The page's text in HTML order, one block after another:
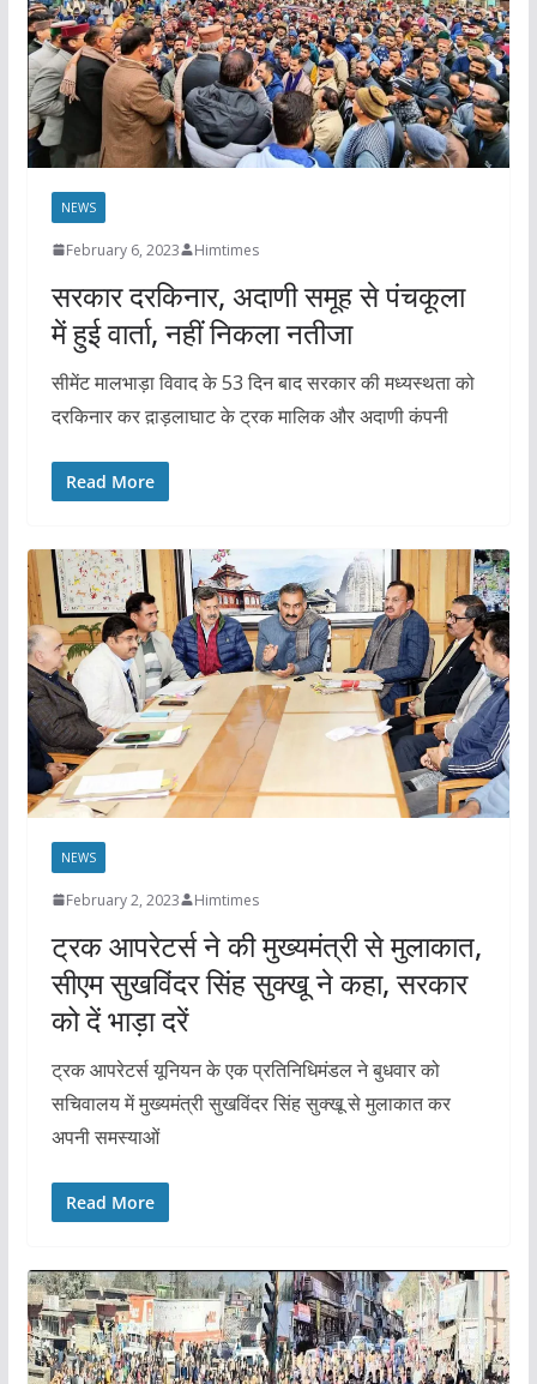
NEWS
February 6, 2023 Himtimes
सरकार दरकिनार, अदाणी समूह से पंचकूला
में हुई वार्ता, नहीं निकला नतीजा
सीमेंट मालभाड़ा विवाद के 53 दिन बाद सरकार की मध्यस्थता को
दरकिनार कर द़ाड़लाघाट के ट्रक मालिक और अदाणी कंपनी
Read More
NEWS
February 2, 2023 Himtimes
ट्रक आपरेटर्स ने की मुख्यमंत्री से मुलाकात,
सीएम सुखविंदर सिंह सुक्खू ने कहा, सरकार
को दें भाड़ा दरें
ट्रक आपरेटर्स यूनियन के एक प्रतिनिधिमंडल ने बुधवार को
सचिवालय में मुख्यमंत्री सुखविंदर सिंह सुक्खू से मुलाकात कर
अपनी समस्याओं
Read More